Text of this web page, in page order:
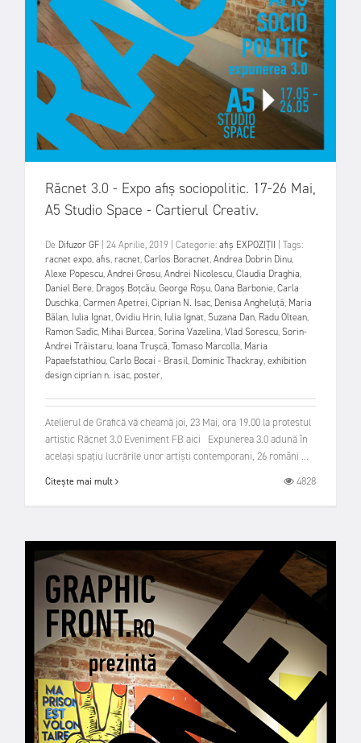
Răcnet 3.0 - Expo afiș sociopolitic. 17-26 Mai,
A5 Studio Space - Cartierul Creativ.
De Difuzor GF 24 Aprilie, 2019 Categorie:afiș EXPOZIȚII
Tags:
racnet expo,afis,racnet,Carlos Boracnet,Andrea Dobrin Dinu,
Alexe Popescu,Andrei Grosu,Andrei Nicolescu,Claudia Draghia,
Daniel Bere, Dragoș Boțcău,George Roșu,Oana Barbonie,Carla
Duschka,Carmen Apetrei,Ciprian N. Isac, Denisa Angheluță, Maria
Bălan, Iulia Ignat,Ovidiu Hrin, Iulia Ignat,Suzana Dan, Radu Oltean,
Ramon Sadîc, Mihai Burcea,Sorina Vazelina,Vlad Sorescu,Sorin-
Andrei Trăistaru, Ioana Trușcă,Tomaso Marcolla, Maria
Papaefstathiou,Carlo Bocai - Brasil, Dominic Thackray,exhibition
design ciprian n. isac,poster,
Atelierul de Grafică vă cheamă joi, 23 Mai, ora 19.00 la protestul
artistic Răcnet 3.0 Eveniment FB aici Expunerea 3.0 adună în
același spațiu lucrările unor artiști contemporani, 26 români ...
Citește mai mult 4828